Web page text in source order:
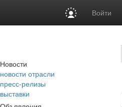
Войти
Новости
новости отрасли
пресс-релизы
выставки